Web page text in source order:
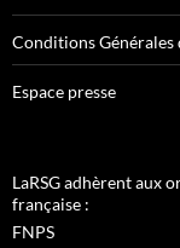
Conditions Générales
Espace presse
LaRSG adhèrent aux
française :
FNPS